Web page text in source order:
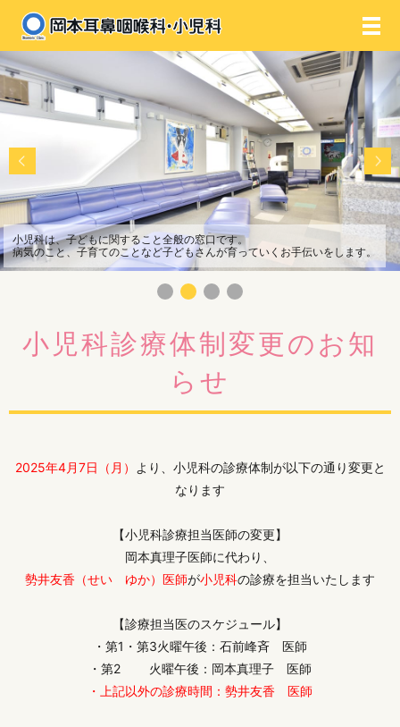
メ
小児科は、子どもに関すること全般の窓口です。
病気のこと、子育てのことなど子どもさんが育っていくお手伝いをします。
小児科診療体制変更のお知
らせ
2025年4月7日（月） より、小児科の診療体制が以下の通り変更と
なります
【小児科診療担当医師の変更】
岡本真理子医師に代わり、
勢井友香（せい ゆか）医師が小児科の診療を担当いたします
【診療担当医のスケジュール】
・第1・第3火曜午後：石前峰斉 医師
・第2 火曜午後：岡本真理子 医師
・上記以外の診療時間：勢井友香 医師